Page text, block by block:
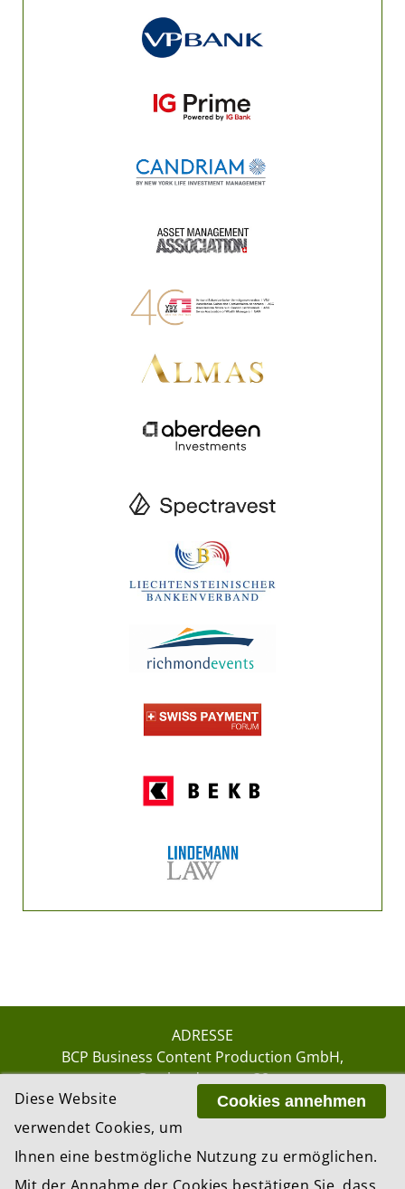
ADRESSE
BCP Business Content Production GmbH
Gotthardstrasse 38
8002 Zürich
© 2026 by BCP Business Content Production
Cookies annehmen
Diese Website
verwendet Cookies, um
Ihnen eine bestmögliche Nutzung zu ermöglichen.